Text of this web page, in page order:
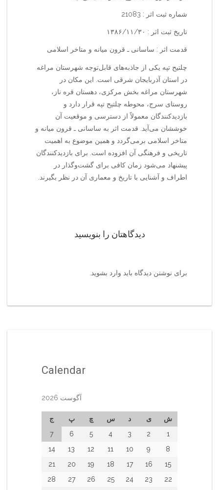
شماره ثبت اثر : 21083
تاریخ ثبت اثر : ۱۳۸۶/۱۱/۳۰
قدمت اثر : ساسانی ـ قرون میانه و متاخر اسلامی
چلتیح تپه یکی از جاذبه‌های قابل‌توجه شهرستان مراغه
در استان آذربایجان شرقی است. این مکان در
شهرستان مراغه بخش مرکزی، دهستان قره ناز،
روستای سرج، محوطه چلتیح تپه قرار دارد و
بازدیدکنندگان معمولاً از دسترسی و موقعیت آن
خوششان می‌آید. قدمت اثر به ساسانی ـ قرون میانه و
متاخر اسلامی برمی‌گردد و همین موضوع به اهمیت
تاریخی و فرهنگی آن افزوده است. برای بازدیدکنندگان
پیشنهاد می‌شود زمان کافی برای گشت‌وگذار در
اطراف و آشنایی با تاریخ و معماری آن در نظر بگیرند.
دیدگاهتان را بنویسید
برای نوشتن دیدگاه باید وارد بشوید
Calendar
آگوست 2026
ش ی د س چ پ
ج
1
2
3
4
5
6
7
8
9
10
11
12
13
14
15
16
17
18
19
20
21
22
23
24
25
26
27
28